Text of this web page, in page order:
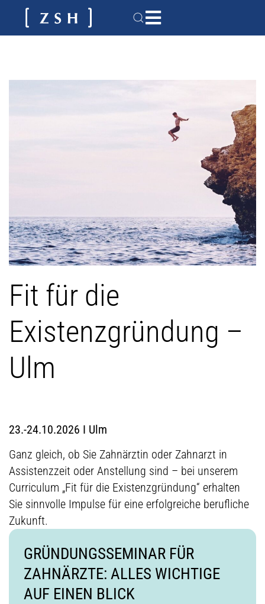
Fit für die
Existenzgründung –
Ulm
23.-24.10.2026 Ι Ulm
Ganz gleich, ob Sie Zahnärztin oder Zahnarzt in
Assistenzzeit oder Anstellung sind – bei unserem
Curriculum „Fit für die Existenzgründung“ erhalten
Sie sinnvolle Impulse für eine erfolgreiche berufliche
Zukunft.
GRÜNDUNGSSEMINAR FÜR
ZAHNÄRZTE: ALLES WICHTIGE
AUF EINEN BLICK